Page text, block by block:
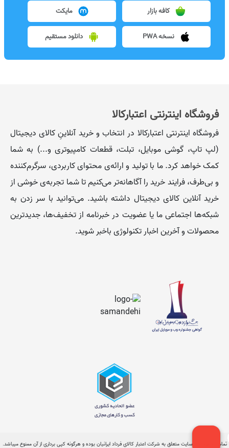
کافه بازار مایکت
نسخه PWA دانلود مستقیم
فروشگاه اینترنتی اعتبارکالا
فروشگاه اینترنتی اعتبارکالا در انتخاب و خرید آنلاینِ کالای دیجیتال
(لپ تاپ، گوشی موبایل، تبلت، قطعات کامپیوتری و...) به شما
کمک خواهد کرد. ما با تولید و ارائه‌ی محتوای کاربردی، سرگرم‌کننده
و بی‌طرف، فرایند خرید را آگاهانه‌تر می‌کنیم تا شما تجربه‌ی خوشی از
خرید آنلاین کالای دیجیتال داشته باشید. می‌توانید با سر زدن به
شبکه‌ها اجتماعی ما یا عضویت در خبرنامه از تخفیف‌‌ها، جدیدترین
محصولات و آخرین اخبار تکنولوژی باخبر شوید.
تمامی حقوق این سایت متعلق به شرکت اعتبار کالای فرداد ایرانیان بوده و هرگونه کپی برداری از آن ممنوع میباشد.